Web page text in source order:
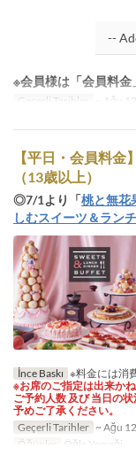
※会員様は「会員料金
Geçerli Tarihler ~ Ağu
【平日・会員料
（13歳以上）
◎7/1より「桃と無花
しむスイーツ＆ラン
İnce Baskı ※料金には消
※お席のご指定は出来かね
ご予約人数 及び 当日の
予めご了承ください。
Geçerli Tarihler ~ Ağu
Öğünler
Öğle Yemeği